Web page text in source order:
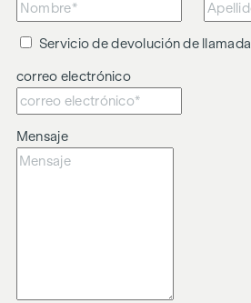
Servicio de devolución de llamada
correo electrónico
Mensaje